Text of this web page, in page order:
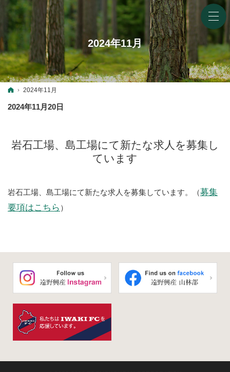
2024年11月
ホーム
2024年11月
2024年11月20日
岩石工場、島工場にて新たな求人を募集し
ています
岩石工場、島工場にて新たな求人を募集しています。（募集
要項はこちら ）